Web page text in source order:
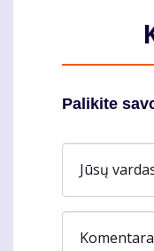
Palikite
Jūsų